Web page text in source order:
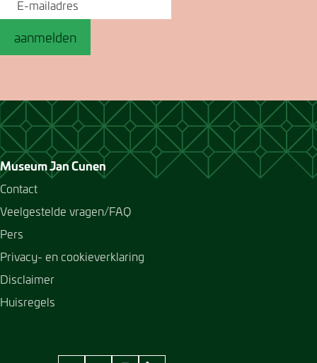
aanmelden
Museum Jan Cunen
Contact
Veelgestelde vragen/FAQ
Pers
Privacy- en cookieverklaring
Disclaimer
Huisregels